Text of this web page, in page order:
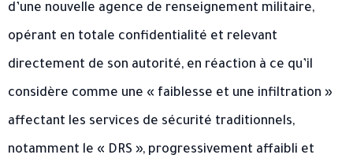
d’une nouvelle agence de renseignement militaire,
opérant en totale confidentialité et relevant
directement de son autorité, en réaction à ce qu’il
considère comme une « faiblesse et une infiltration »
affectant les services de sécurité traditionnels,
notamment le « DRS », progressivement affaibli et